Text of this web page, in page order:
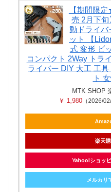
【期間限
売 2月下
動ドライバ
ット 【
式 変形 ビ
コンパクト 2Way トラ
ライバー DIY 大工 工
ト
MTK SHOP
￥ 1,980 （2026/
楽天
Yahoo!ショッ
メルカリ